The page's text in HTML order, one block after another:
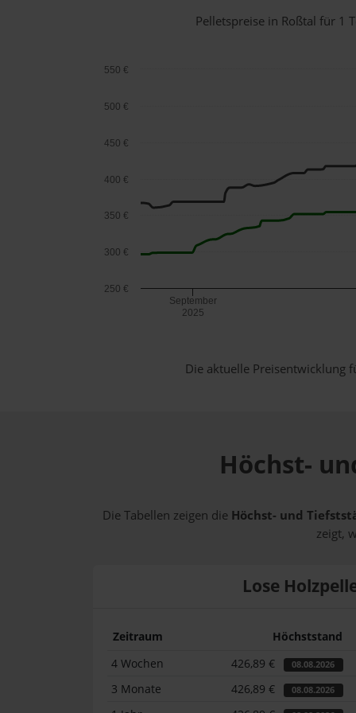
Pelletspreise in Roßtal für 1
September
2025
250 €
300 €
350 €
400 €
450 €
500 €
550 €
Die aktuelle Preisentwicklung
Höchst-
Die Tabellen zeigen die Höchst- und
zeigt,
Lose
Zeitraum Höchststand
4 Wochen
426,89 € 08.08.2026
3 Monate 426,89 € 08.08.2026